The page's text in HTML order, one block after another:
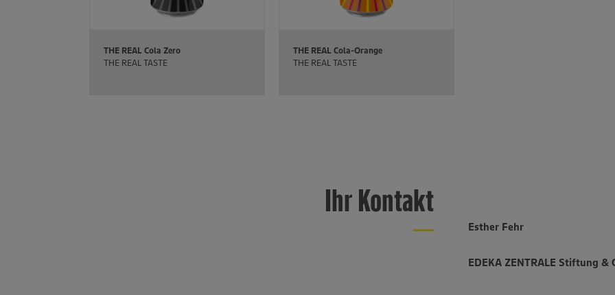
THE REAL Cola Zero
THE REAL TASTE
THE REAL Cola-Orange
THE REAL TASTE
Ihr Kontakt
Esther Fehr
EDEKA ZENTRALE Stiftung &